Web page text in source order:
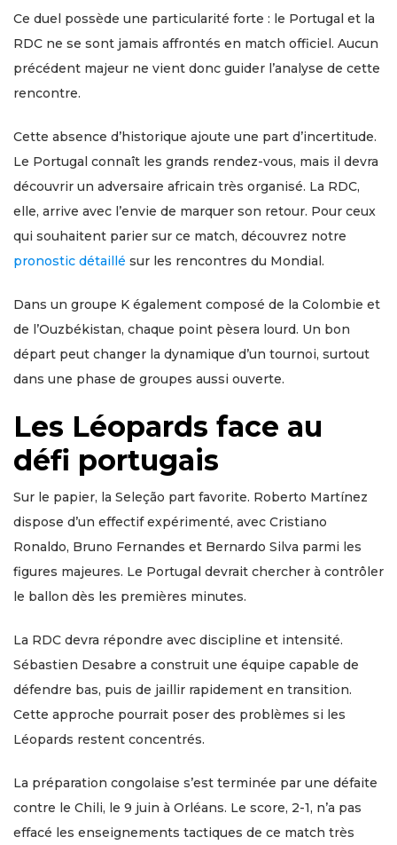
Ce duel possède une particularité forte : le Portugal et la
RDC ne se sont jamais affrontés en match officiel. Aucun
précédent majeur ne vient donc guider l’analyse de cette
rencontre.
Cette absence d’historique ajoute une part d’incertitude.
Le Portugal connaît les grands rendez-vous, mais il devra
découvrir un adversaire africain très organisé. La RDC,
elle, arrive avec l’envie de marquer son retour. Pour ceux
qui souhaitent parier sur ce match, découvrez notre
pronostic détaillé sur les rencontres du Mondial.
Dans un groupe K également composé de la Colombie et
de l’Ouzbékistan, chaque point pèsera lourd. Un bon
départ peut changer la dynamique d’un tournoi, surtout
dans une phase de groupes aussi ouverte.
Les Léopards face au
défi portugais
Sur le papier, la Seleção part favorite. Roberto Martínez
dispose d’un effectif expérimenté, avec Cristiano
Ronaldo, Bruno Fernandes et Bernardo Silva parmi les
figures majeures. Le Portugal devrait chercher à contrôler
le ballon dès les premières minutes.
La RDC devra répondre avec discipline et intensité.
Sébastien Desabre a construit une équipe capable de
défendre bas, puis de jaillir rapidement en transition.
Cette approche pourrait poser des problèmes si les
Léopards restent concentrés.
La préparation congolaise s’est terminée par une défaite
contre le Chili, le 9 juin à Orléans. Le score, 2-1, n’a pas
effacé les enseignements tactiques de ce match très